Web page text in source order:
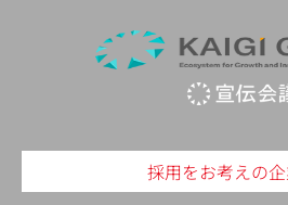
採用をお考えの